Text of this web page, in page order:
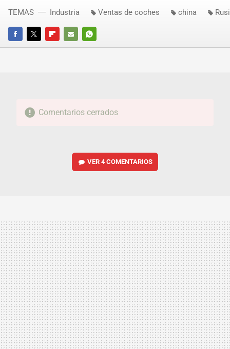
FACEBOOKTWITTERFLIPBOARD
E-
WHATSAPP
TEMAS Industria Ventas de coches china
Comentarios cerrados
VER4 COMENTARIOS